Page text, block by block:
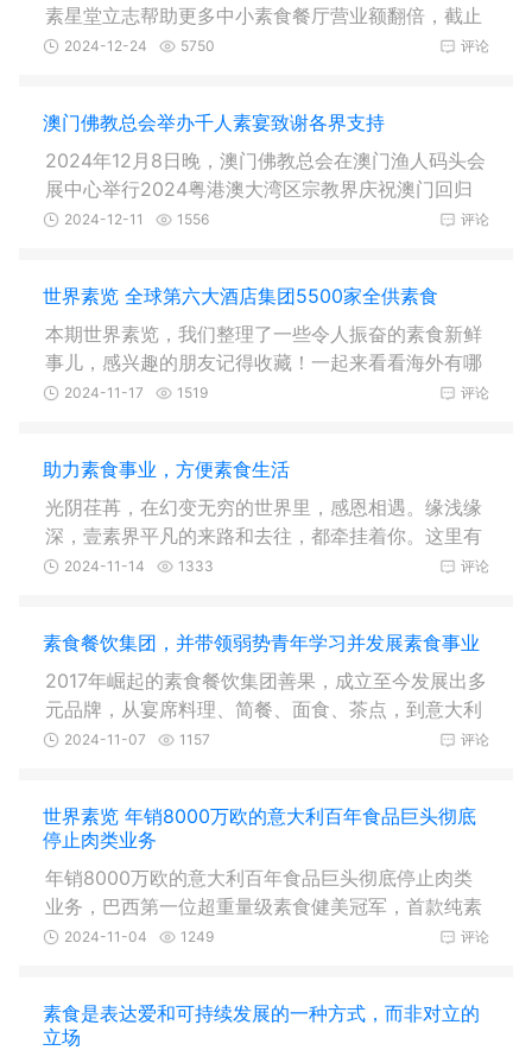
素星堂立志帮助更多中小素食餐厅营业额翻倍，截止
12月，已累计帮助20+素食餐厅
评论
2024-12-24 5750
澳门佛教总会举办千人素宴致谢各界支持
2024年12月8日晚，澳门佛教总会在澳门渔人码头会
展中心举行2024粤港澳大湾区宗教界庆祝澳门回归
祖国25周年系列活动圆满晚宴，诚
评论
2024-12-11 1556
世界素览 全球第六大酒店集团5500家全供素食
本期世界素览，我们整理了一些令人振奋的素食新鲜
事儿，感兴趣的朋友记得收藏！一起来看看海外有哪
些值得一看的素食趣闻吧~新闻
评论
2024-11-17 1519
助力素食事业，方便素食生活
光阴荏苒，在幻变无穷的世界里，感恩相遇。缘浅缘
深，壹素界平凡的来路和去往，都牵挂着你。这里有
我们在素食路上的故事和远方！
评论
2024-11-14 1333
素食餐饮集团，并带领弱势青年学习并发展素食事业
2017年崛起的素食餐饮集团善果，成立至今发展出多
元品牌，从宴席料理、简餐、面食、茶点，到意大利
面、炖饭、西式汉堡、面包、法
评论
2024-11-07 1157
世界素览 年销8000万欧的意大利百年食品巨头彻底
停止肉类业务
年销8000万欧的意大利百年食品巨头彻底停止肉类
业务，巴西第一位超重量级素食健美冠军，首款纯素
柠檬酱登录美国... | 世界素览本
评论
2024-11-04 1249
素食是表达爱和可持续发展的一种方式，而非对立的
立场